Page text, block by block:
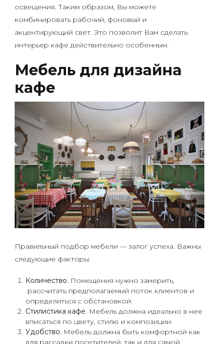
освещения. Таким образом, Вы можете
комбинировать рабочий, фоновый и
акцентирующий свет. Это позволит Вам сделать
интерьер кафе действительно особенным.
Мебель для дизайна
кафе
Правильный подбор мебели — залог успеха. Важны
следующие факторы:
Количество. Помещения нужно замерить,
рассчитать предполагаемый поток клиентов и
определиться с обстановкой.
Стилистика кафе. Мебель должна идеально в нее
вписаться по цвету, стилю и композиции.
Удобство. Мебель должна быть комфортной как
для рассадки посетителей, так и для самой